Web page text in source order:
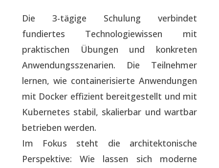
Die 3-tägige Schulung verbindet
fundiertes Technologiewissen mit
praktischen Übungen und konkreten
Anwendungsszenarien. Die Teilnehmer
lernen, wie containerisierte Anwendungen
mit Docker effizient bereitgestellt und mit
Kubernetes stabil, skalierbar und wartbar
betrieben werden.
Im Fokus steht die architektonische
Perspektive: Wie lassen sich moderne